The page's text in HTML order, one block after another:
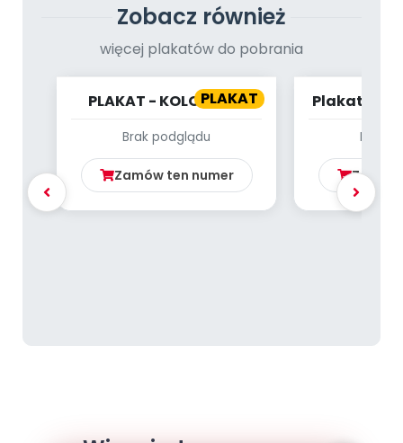
Zobacz również
więcej plakatów do pobrania
PLAKAT
PLAKAT - KOLOROWE
Brak podglądu
Zamów ten numer
Plakat - Z
Brak